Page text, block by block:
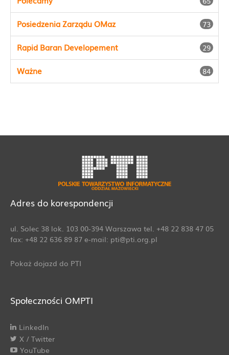
Posiedzenia Zarządu OMaz 73
Rapid Baran Developement 29
Ważne 84
Adres do korespondencji
ul. Solec 38 lok. 103 00-394 Warszawa tel. +48 22 838 47 05
fax: +48 22 636 89 87 e-mail: pti@pti.org.pl
Pokaż dojazd do PTI
Społeczności OMPTI
LinkedIn
X / Twitter
YouTube